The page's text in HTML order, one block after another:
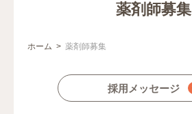
薬剤師募集
Breadcrumbs
ホーム 薬剤師募集
採用メッセージ